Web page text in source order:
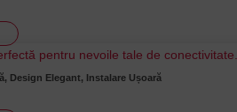
Design Elegant, Instalare Ușoară